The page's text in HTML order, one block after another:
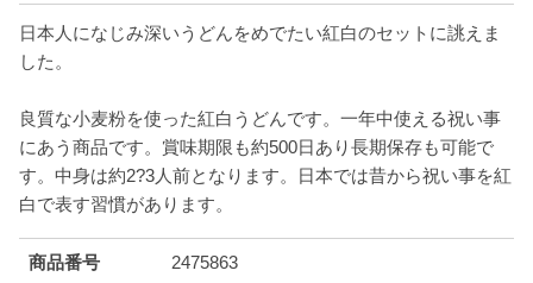
日本人になじみ深いうどんをめでたい紅白のセットに誂えま
した。
良質な小麦粉を使った紅白うどんです。一年中使える祝い事
にあう商品です。賞味期限も約500日あり長期保存も可能で
す。中身は約2?3人前となります。日本では昔から祝い事を紅
白で表す習慣があります。
商品番号 2475863